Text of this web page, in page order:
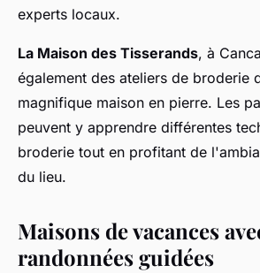
experts locaux.
La Maison des Tisserands, à
également des ateliers de broderie
magnifique maison en pierre. Les
peuvent y apprendre différentes
broderie tout en profitant de
du lieu.
Maisons de vacances
randonnées guidées